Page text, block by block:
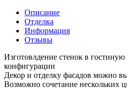
Описание
Отделка
Информация
Отзывы
Изготовлдение стенок в
конфигурации
Декор и отделку фасадов можно
Возможно сочетание нескольких